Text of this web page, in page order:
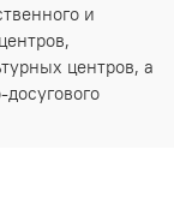
и
центров, а